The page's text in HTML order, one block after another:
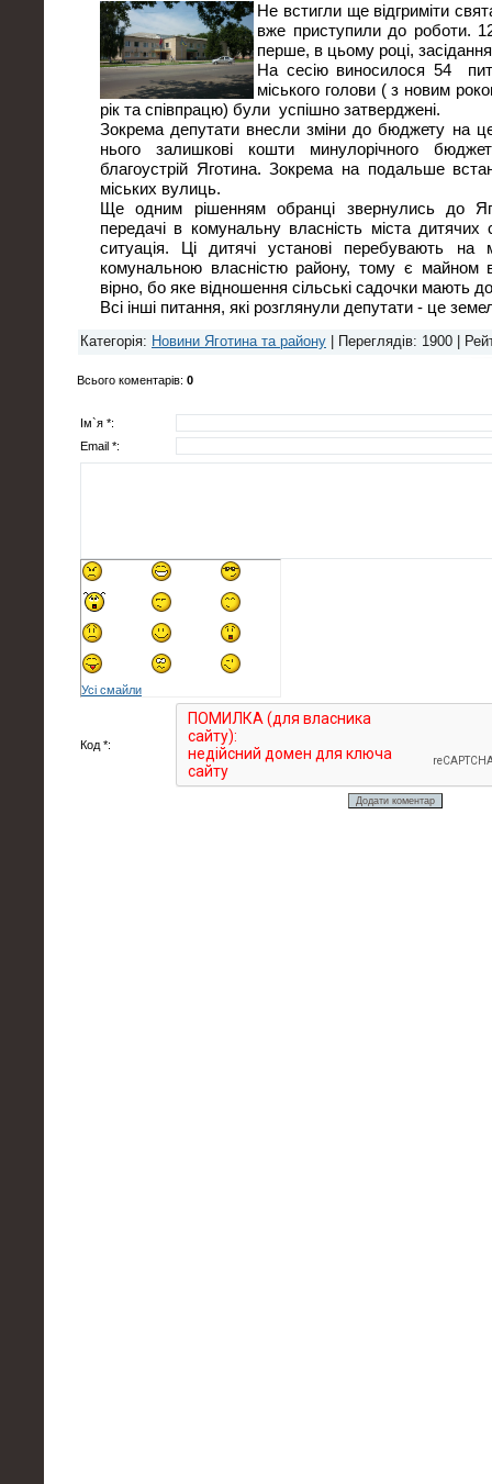
Не встигли ще відгриміти
вже приступили до роботи.
перше, в цьому році,
На сесію виносилося 54
міського голови ( з новим
рік та співпрацю) були успішно затверджені.
Зокрема депутати внесли зміни до бюджету на
нього залишкові кошти минулорічного
благоустрій Яготина. Зокрема на подальше
міських вулиць.
Ще одним рішенням обранці звернулись до
передачі в комунальну власність міста дитячих
ситуація. Ці дитячі установі перебувають на
комунальною власністю району, тому є майном
вірно, бо яке відношення сільські садочки мають
Всі інші питання, які розглянули депутати - це
Категорія: Новини Яготина та району Переглядів: 1900 |
Всього коментарів: 0
Ім`я *:
Email *:
Усі смайли
Код *: